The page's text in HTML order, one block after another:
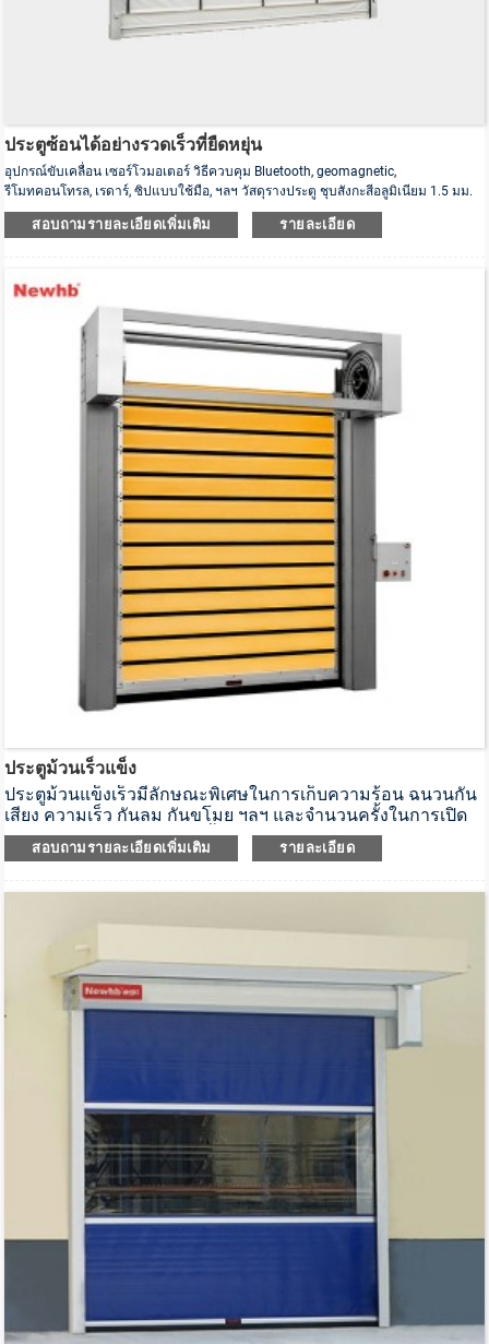
ประตูซ้อนได้อย่างรวดเร็วที่ยืดหยุ่น
อุปกรณ์ขับเคลื่อน เซอร์โวมอเตอร์ วิธีควบคุม Bluetooth, geomagnetic,
รีโมทคอนโทรล, เรดาร์, ซิปแบบใช้มือ, ฯลฯ วัสดุรางประตู ชุบสังกะสีอลูมิเนียม 1.5 มม.
อุปกรณ์ความปลอดภัย ตานิรภัยแบบอินฟราเรด วัสดุม่าน PVC ขนาด กำหนดเอง ลม
โหลด สิบขั้น กำลังมอเตอร์ 0.55KW (1.75KW) ) คุณเป็นผู้ผลิตประตูซ้อนอย่างรวดเร็ว
สอบถามรายละเอียดเพิ่มเติม รายละเอียด
ประตูม้วนเร็วแข็ง
ประตูม้วนแข็งเร็วมีลักษณะพิเศษในการเก็บความร้อน ฉนวนกัน
เสียง ความเร็ว กันลม กันขโมย ฯลฯ และจำนวนครั้งในการเปิด
และปิดมากกว่า 200,000 ครั้งต่อปี
สอบถามรายละเอียดเพิ่มเติม รายละเอียด